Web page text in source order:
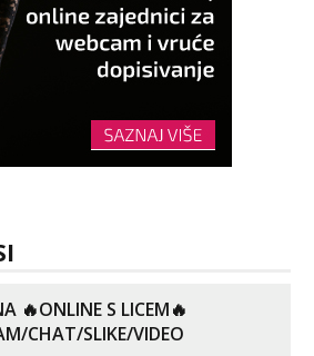
🔥ONLINE S LICEM🔥
CHAT/SLIKE/VIDEO